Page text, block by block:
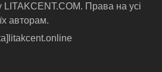
LITAKCENT.COM. Права на усі
авторам.